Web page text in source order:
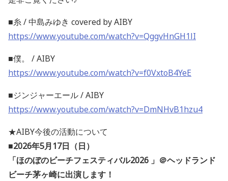
■糸 / 中島みゆき covered by AIBY
https://www.youtube.com/watch?v=QggvHnGH1lI
■僕。 / AIBY
https://www.youtube.com/watch?v=f0VxtoB4YeE
■ジンジャーエール / AIBY
https://www.youtube.com/watch?v=DmNHvB1hzu4
★AIBY今後の活動について
■2026年5月17日（日）
「ほのぼのビーチフェスティバル2026 」＠ヘッドランド
ビーチ茅ヶ崎に出演します！